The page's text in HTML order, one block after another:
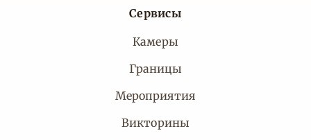
Сервисы
Камеры
Границы
Мероприятия
Викторины